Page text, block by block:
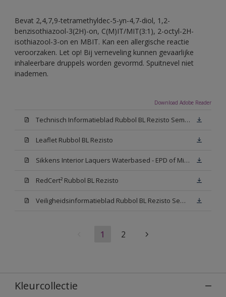
Bevat 2,4,7,9-tetramethyldec-5-yn-4,7-diol, 1,2-
benzisothiazool-3(2H)-on, C(M)IT/MIT(3:1), 2-octyl-2H-
isothiazool-3-on en MBIT. Kan een allergische reactie
veroorzaken. Let op! Bij verneveling kunnen gevaarlijke
inhaleerbare druppels worden gevormd. Spuitnevel niet
inademen.
Download Adobe Reader
Technisch Informatieblad Rubbol BL Rezisto Semi-Gloss (New Livery) (PDF)
Leaflet Rubbol BL Rezisto
Sikkens Interior Laquers Waterbased - EPD of Milieuproductverklaring
RedCert² Rubbol BL Rezisto
Veiligheidsinformatieblad Rubbol BL Rezisto Semi-Gloss N00 (MSDS)
1 2
Kleurcollectie